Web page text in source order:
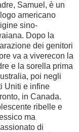
Samuel, è un
americano
sino-
Dopo la
dei genitori
va a viverecon la
e la sorella prima
poi negli
Uniti e infine
in Canada.
ribelle e
ma
di